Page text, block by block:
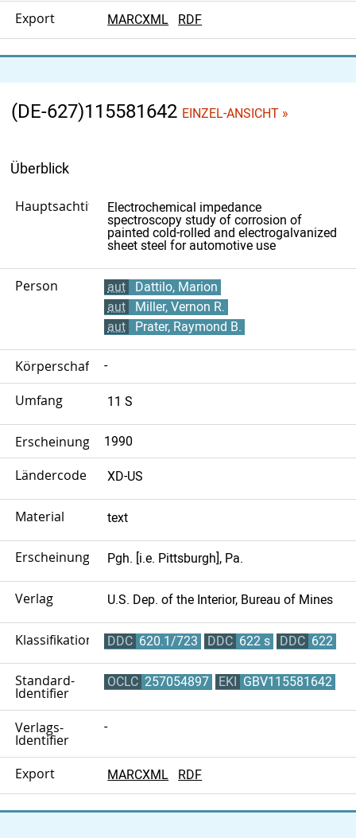
Export MARCXML RDF
(DE-627)115581642 EINZEL-ANSICHT »
Überblick
Hauptsachtitel
Electrochemical impedance
spectroscopy study of corrosion of
painted cold-rolled and electrogalvanized
sheet steel for automotive use
Person aut
Dattilo, Marion
aut
Miller, Vernon R.
aut
Prater, Raymond B.
Körperschaft -
Umfang 11 S
Erscheinungsjahr
1990
Ländercode XD-US
Material text
ErscheinungsortPgh. [i.e. Pittsburgh], Pa.
Verlag U.S. Dep. of the Interior, Bureau of Mines
Klassifikation DDC 620.1/723 DDC 622 s DDC 622
Standard-
Identifier
OCLC 257054897 EKI GBV115581642
Verlags-
Identifier
-
Export MARCXML RDF